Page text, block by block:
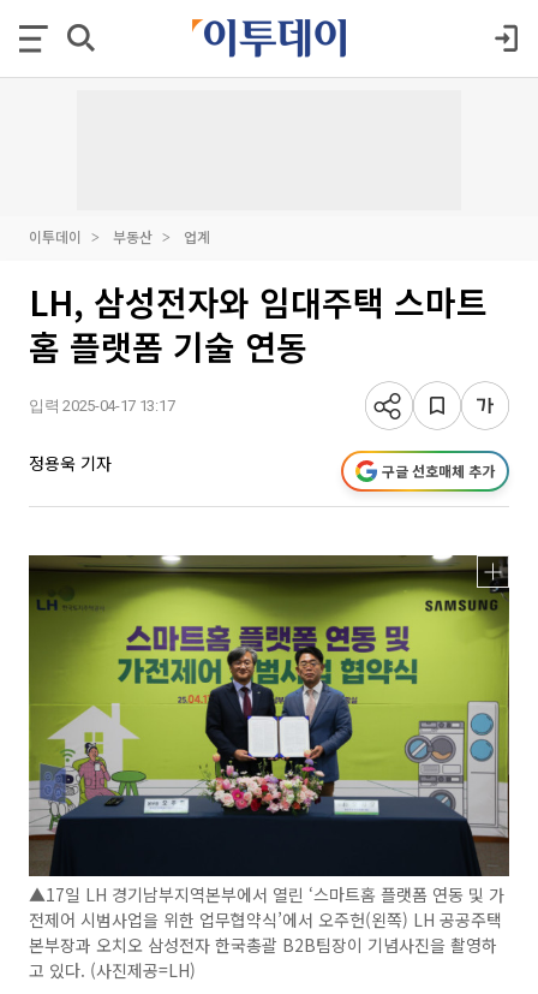
이투데이 부동산 업계
LH, 삼성전자와 임대주택 스마트
홈 플랫폼 기술 연동
입력 2025-04-17 13:17
정용욱 기자 구글 선호매체 추가
▲17일 LH 경기남부지역본부에서 열린 ‘스마트홈 플랫폼 연동 및 가
전제어 시범사업을 위한 업무협약식’에서 오주헌(왼쪽) LH 공공주택
본부장과 오치오 삼성전자 한국총괄 B2B팀장이 기념사진을 촬영하
고 있다. (사진제공=LH)